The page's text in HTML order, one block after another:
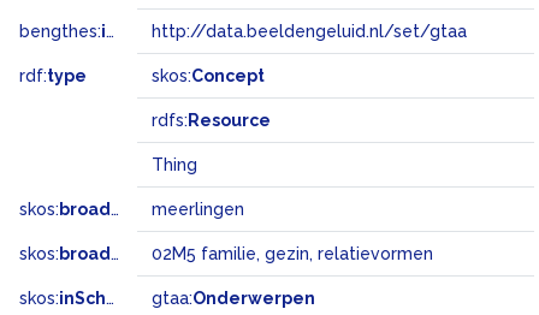
bengthes:inSet http://data.beeldengeluid.nl/set/gtaa
rdf:type skos:Concept
rdfs: Resource
Thing
skos: broader meerlingen
skos: broadMatch 02M5 familie, gezin, relatievormen
skos:inScheme gtaa:Onderwerpen